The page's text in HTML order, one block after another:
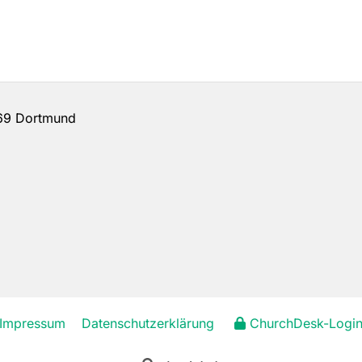
Dortmund
Impressum Datenschutzerklärung ChurchDesk-Login